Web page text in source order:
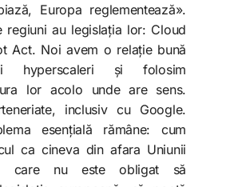
Europa reglementează».
regiuni au legislația lor: Cloud
Act. Noi avem o relație bună
hyperscaleri și folosim
lor acolo unde are sens.
inclusiv cu Google.
esențială rămâne: cum
ca cineva din afara Uniunii
care nu este obligat să